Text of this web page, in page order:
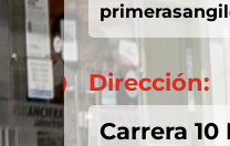

Dirección:
Carrera 10